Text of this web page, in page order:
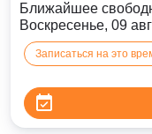
Ближайшее
Воскресенье, 09
Записаться на это